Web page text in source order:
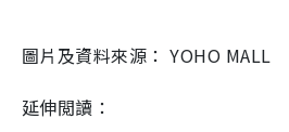
圖片及資料來源： YOHO MALL
延伸閲讀：